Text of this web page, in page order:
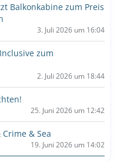
Balkonkabine zum Preis
3. Juli 2026 um 16:04
zum
2. Juli 2026 um 18:44
25. Juni 2026 um 12:42
& Sea
19. Juni 2026 um 14:02